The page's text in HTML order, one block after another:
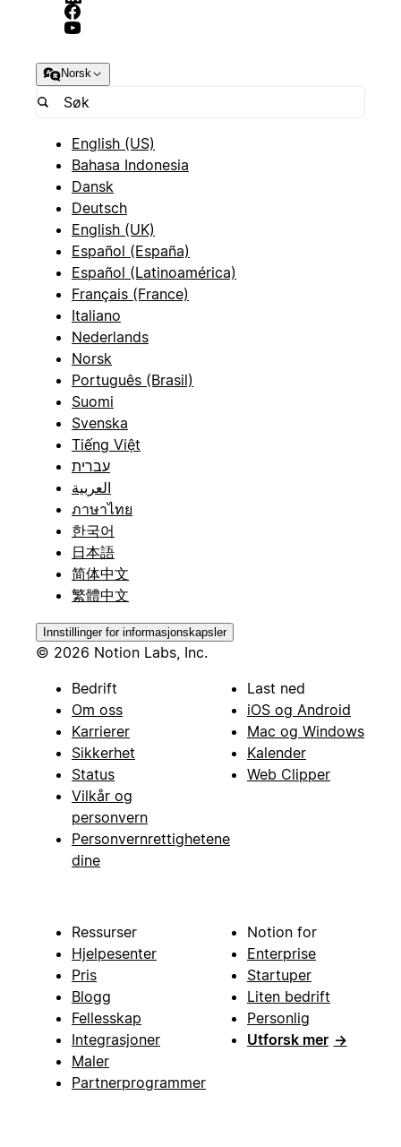
Norsk
English (US)
Bahasa Indonesia
Dansk
Deutsch
English (UK)
Español (España)
Español (Latinoamérica)
Français (France)
Italiano
Nederlands
Norsk
Português (Brasil)
Suomi
Svenska
Tiếng Việt
עברית
العربية
ภาษาไทย
한국어
日本語
简体中文
繁體中文
Innstillinger for informasjonskapsler
© 2026 Notion Labs, Inc.
Bedrift
Om oss
Karrierer
Sikkerhet
Status
Vilkår og
personvern
Personvernrettighetene
dine
Last ned
iOS og Android
Mac og Windows
Kalender
Web Clipper
Ressurser
Hjelpesenter
Pris
Blogg
Fellesskap
Integrasjoner
Maler
Partnerprogrammer
Notion for
Enterprise
Startuper
Liten bedrift
Personlig
Utforsk mer →